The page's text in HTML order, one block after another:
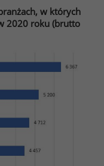
w których
2020 roku (brutto